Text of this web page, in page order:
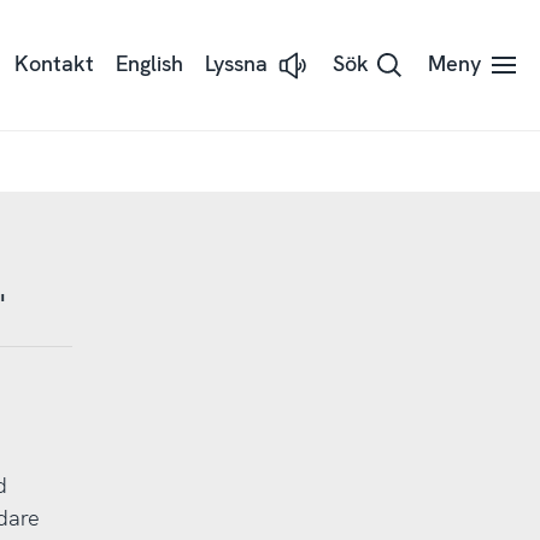
Kontakt English Lyssna
Lyssna Sök Meny